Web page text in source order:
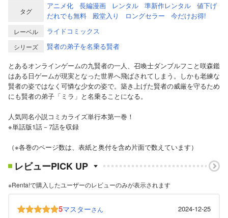
タグ
アニメ化 長編漫画 レンタル 準新作レンタル
値下げ
だれでも無料
殿堂入り ロングセラー 今だけお得!
レーベル ライドコミックス
シリーズ
賢者の弟子を名乗る賢者
とあるオンラインゲームの九賢者の一人、召喚士ダンブルフこと咲森鑑
はある日ゲームが現実となった世界へ飛ばされてしまう。しかも老練な
賢者の姿ではなく可憐な少女の姿で。築き上げた賢者の威厳を守るため
にも賢者の弟子「ミラ」と名乗ることになる。
人気同名小説コミカライズ単行本第一巻！
※単話版1話－7話を収録
（※各巻のページ数は、表紙と奥付を含め片面で数えています）
レビューPICK UP
※Renta!で購入したユーザーのレビューのみが表示されます
5マスターさん
2024-12-25